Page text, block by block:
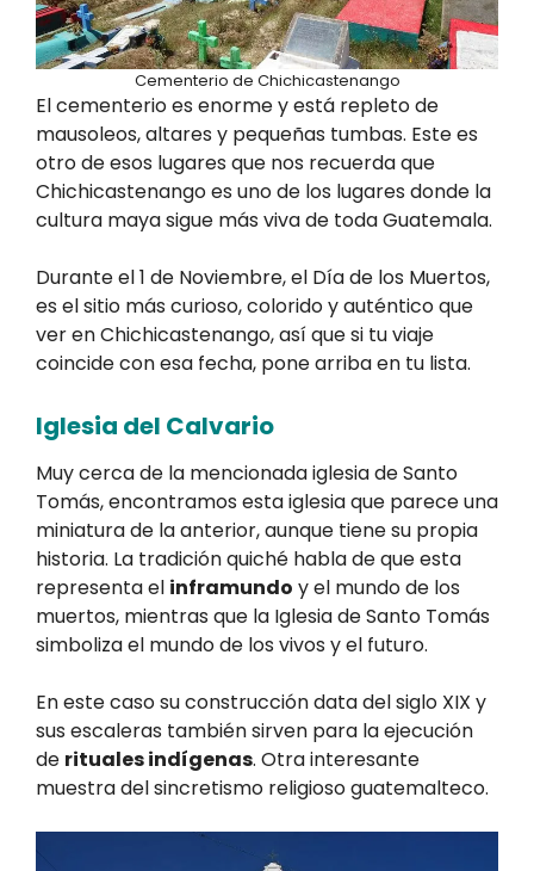
Cementerio de Chichicastenango
El cementerio es enorme y está repleto de
mausoleos, altares y pequeñas tumbas. Este es
otro de esos lugares que nos recuerda que
Chichicastenango es uno de los lugares donde la
cultura maya sigue más viva de toda Guatemala.
Durante el 1 de Noviembre, el Día de los Muertos,
es el sitio más curioso, colorido y auténtico que
ver en Chichicastenango, así que si tu viaje
coincide con esa fecha, pone arriba en tu lista.
Iglesia del Calvario
Muy cerca de la mencionada iglesia de Santo
Tomás, encontramos esta iglesia que parece una
miniatura de la anterior, aunque tiene su propia
historia. La tradición quiché habla de que esta
representa el inframundo y el mundo de los
muertos, mientras que la Iglesia de Santo Tomás
simboliza el mundo de los vivos y el futuro.
En este caso su construcción data del siglo XIX y
sus escaleras también sirven para la ejecución
de rituales indígenas. Otra interesante
muestra del sincretismo religioso guatemalteco.